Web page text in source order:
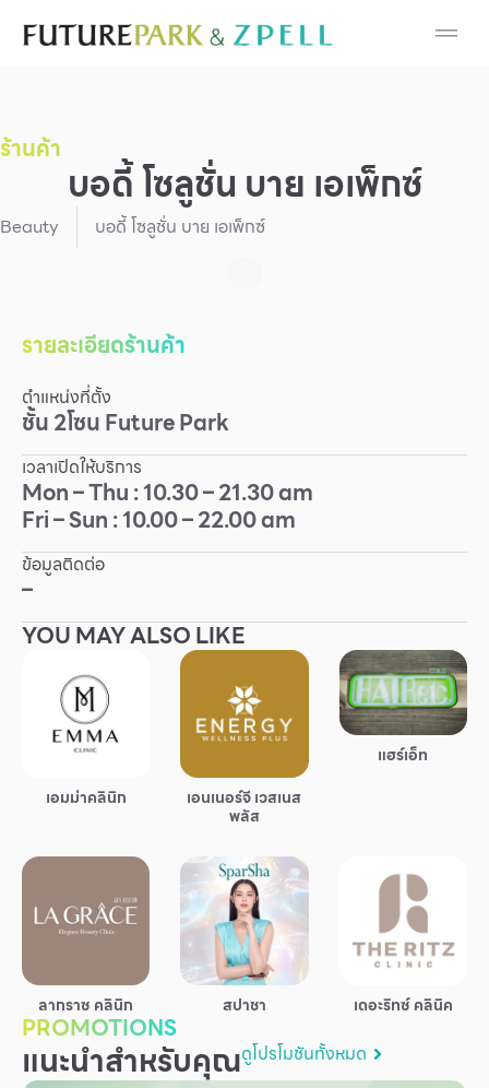
Cosmetic
Fashion
Food
Gold & Jewelry
IT
Mobile
Other
Service
Superstores
กิจกรรมและโปรโมชั่น
มีอะไรใหม่
บริการ
เพื่อสังคม
ฟิวเจอร์ซิตี้
ร้านค้า
บอดี้ โซลูชั่น บาย เอเพ็กซ์
Beauty บอดี้ โซลูชั่น บาย เอเพ็กซ์
รายละเอียดร้านค้า
ตำแหน่งที่ตั้ง
ชั้น2โซนFuture Park
เวลาเปิดให้บริการ
Mon – Thu : 10.30 – 21.30 am
Fri – Sun : 10.00 – 22.00 am
ข้อมูลติดต่อ
–
YOU MAY ALSO LIKE
เอมม่าคลินิก เอนเนอร์จี เวสเนส
พลัส
แฮร์เอ็ท
ลากราซ คลินิก สปาชา เดอะริทซ์ คลินิค
PROMOTIONS
แนะนำสำหรับคุณดูโปรโมชันทั้งหมด